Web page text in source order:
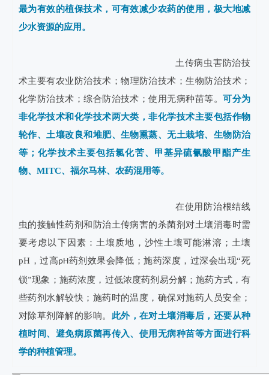
最为有效的植保技术，可有效减少农药的使用，极大地减
少水资源的应用。
土传病虫害防治技
术主要有农业防治技术；物理防治技术；生物防治技术；
化学防治技术；综合防治技术；使用无病种苗等。可分为
非化学技术和化学技术两大类，非化学技术主要包括作物
轮作、土壤改良和堆肥、生物熏蒸、无土栽培、生物防治
等；化学技术主要包括氯化苦、甲基异硫氰酸甲酯产生
物、MITC、福尔马林、农药混用等。
在使用防治根结线
虫的接触性药剂和防治土传病害的杀菌剂对土壤消毒时需
要考虑以下因素：土壤质地，沙性土壤可能淋溶；土壤
pH，过高pH药剂效果会降低；施药深度，过深会出现“死
锁”现象；施药浓度，过低浓度药剂易分解；施药方式，有
些药剂水解较快；施药时的温度，确保对施药人员安全；
对除草剂降解的影响。 此外，在对土壤消毒后，还要从种
植时间、避免病原菌再传入、使用无病种苗等方面进行科
学的种植管理。